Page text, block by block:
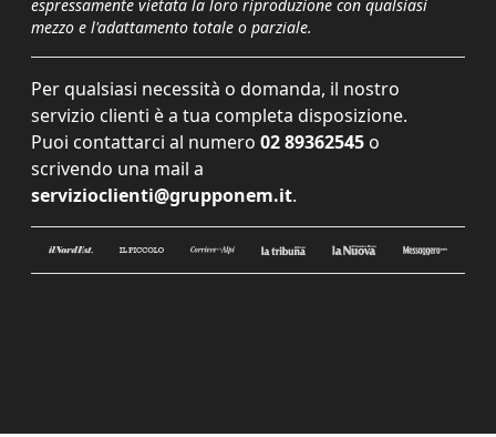
espressamente vietata la loro riproduzione con qualsiasi
mezzo e l'adattamento totale o parziale.
Per qualsiasi necessità o domanda, il nostro
servizio clienti è a tua completa disposizione.
Puoi contattarci al numero 02 89362545 o
scrivendo una mail a
servizioclienti@grupponem.it.